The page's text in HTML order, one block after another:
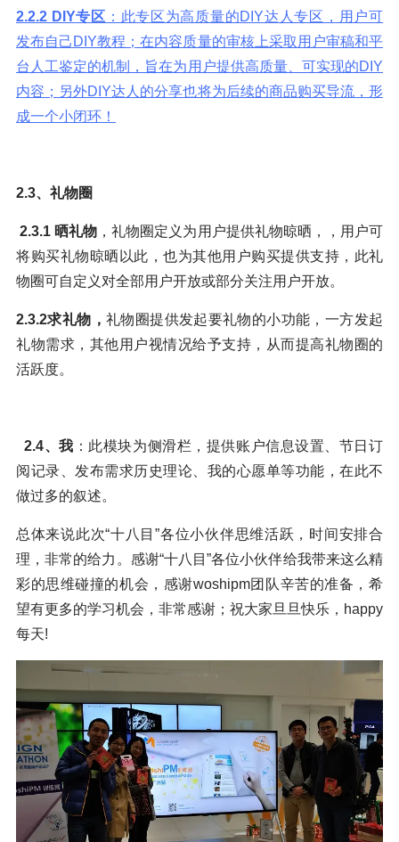
2.2.2 DIY专区 ：此专区为高质量的DIY达人专区，用户可
发布自己DIY教程；在内容质量的审核上采取用户审稿和平
台人工鉴定的机制，旨在为用户提供高质量、可实现的DIY
内容；另外DIY达人的分享也将为后续的商品购买导流，形
成一个小闭环！
2.3、礼物圈
2.3.1 晒礼物 ，礼物圈定义为用户提供礼物晾晒，，用户可
将购买礼物晾晒以此，也为其他用户购买提供支持，此礼
物圈可自定义对全部用户开放或部分关注用户开放。
2.3.2求礼物， 礼物圈提供发起要礼物的小功能，一方发起
礼物需求，其他用户视情况给予支持，从而提高礼物圈的
活跃度。
2.4、我 ：此模块为侧滑栏，提供账户信息设置、节日订
阅记录、发布需求历史理论、我的心愿单等功能，在此不
做过多的叙述。
总体来说此次“十八目”各位小伙伴思维活跃，时间安排合
理，非常的给力。感谢“十八目”各位小伙伴给我带来这么精
彩的思维碰撞的机会，感谢woshipm团队辛苦的准备，希
望有更多的学习机会，非常感谢；祝大家旦旦快乐，happy
每天!